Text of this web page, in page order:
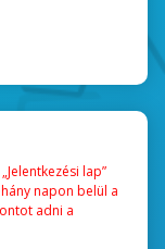
lap”
napon belül a
adni a